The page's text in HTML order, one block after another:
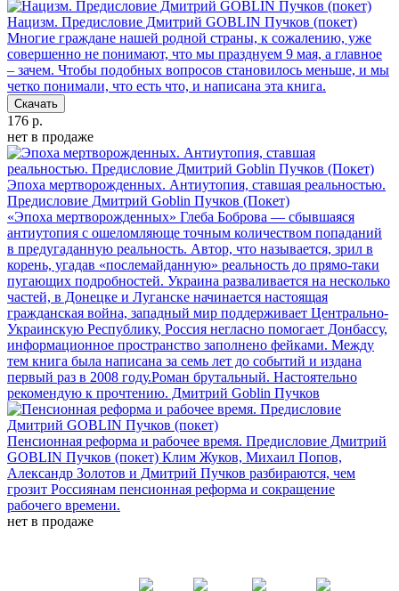
Нацизм. Предисловие Дмитрий GOBLIN Пучков (покет)
Многие граждане нашей родной страны, к сожалению, уже
совершенно не понимают, что мы празднуем 9 мая, а главное
– зачем. Чтобы подобных вопросов становилось меньше, и мы
четко понимали, что есть что, и написана эта книга.
Скачать
176 р.
нет в продаже
Эпоха мертворожденных. Антиутопия, ставшая реальностью.
Предисловие Дмитрий Goblin Пучков (Покет)
«Эпоха мертворожденных» Глеба Боброва — сбывшаяся
антиутопия с ошеломляюще точным количеством попаданий
в предугаданную реальность. Автор, что называется, зрил в
корень, угадав «послемайданную» реальность до прямо-таки
пугающих подробностей. Украина разваливается на несколько
частей, в Донецке и Луганске начинается настоящая
гражданская война, западный мир поддерживает Центрально-
Украинскую Республику, Россия негласно помогает Донбассу,
информационное пространство заполнено фейками. Между
тем книга была написана за семь лет до событий и издана
первый раз в 2008 году.Роман брутальный. Настоятельно
рекомендую к прочтению. Дмитрий Goblin Пучков
Пенсионная реформа и рабочее время. Предисловие Дмитрий
GOBLIN Пучков (покет) Клим Жуков, Михаил Попов,
Александр Золотов и Дмитрий Пучков разбираются, чем
грозит Россиянам пенсионная реформа и сокращение
рабочего времени.
нет в продаже